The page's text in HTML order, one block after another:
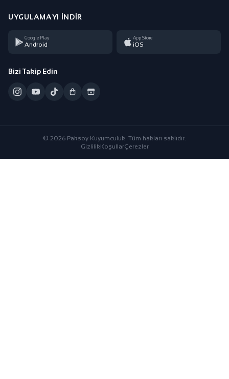
UYGULAMAYI İNDIR
Google Play
Android
App Store
iOS
Bizi Takip Edin
© 2026 Paksoy Kuyumculuk. Tüm hakları saklıdır.
GizlilikKoşullarÇerezler